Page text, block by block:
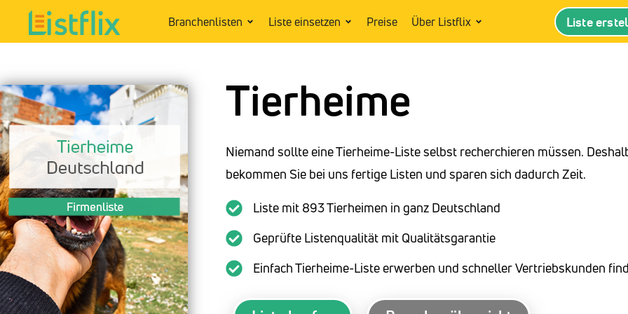
Branchenlisten Liste einsetzen Preise Über Listflix Liste
Tierheime
Niemand sollte eine Tierheime-Liste selbst recherchieren müssen.
bekommen Sie bei uns fertige Listen und sparen sich dadurch Zeit.
Liste mit 893 Tierheimen in ganz Deutschland
Geprüfte Listenqualität mit Qualitätsgarantie
Einfach Tierheime-Liste erwerben und schneller Vertriebskunden